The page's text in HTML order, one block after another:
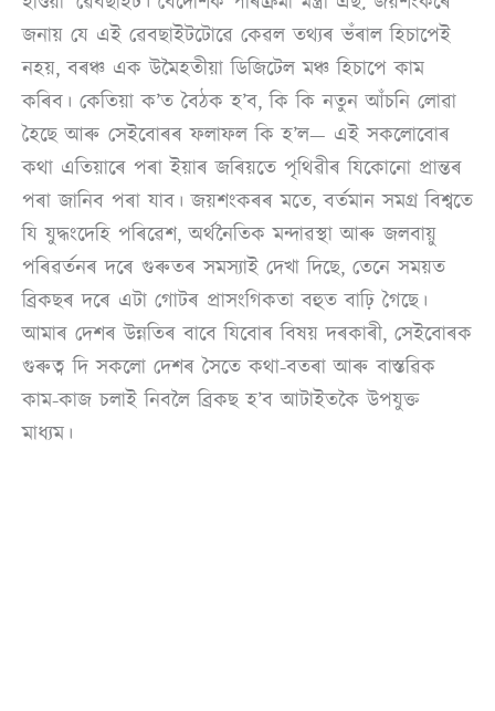
জনায় যে এই ৱেবছাইটটোৱে কেৱল তথ্যৰ ভঁৰাল হিচাপেই
নহয়, বৰঞ্চ এক উমৈহতীয়া ডিজিটেল মঞ্চ হিচাপে কাম
কৰিব। কেতিয়া ক’ত বৈঠক হ’ব, কি কি নতুন আঁচনি লোৱা
হৈছে আৰু সেইবোৰৰ ফলাফল কি হ’ল— এই সকলোবোৰ
কথা এতিয়াৰে পৰা ইয়াৰ জৰিয়তে পৃথিৱীৰ যিকোনো প্ৰান্তৰ
পৰা জানিব পৰা যাব। জয়শংকৰৰ মতে, বৰ্তমান সমগ্ৰ বিশ্বতে
যি যুদ্ধংদেহি পৰিৱেশ, অৰ্থনৈতিক মন্দাৱস্থা আৰু জলবায়ু
পৰিৱৰ্তনৰ দৰে গুৰুতৰ সমস্যাই দেখা দিছে, তেনে সময়ত
ব্ৰিকছৰ দৰে এটা গোটৰ প্ৰাসংগিকতা বহুত বাঢ়ি গৈছে।
আমাৰ দেশৰ উন্নতিৰ বাবে যিবোৰ বিষয় দৰকাৰী, সেইবোৰক
গুৰুত্ব দি সকলো দেশৰ সৈতে কথা-বতৰা আৰু বাস্তৱিক
কাম-কাজ চলাই নিবলৈ ব্ৰিকছ হ’ব আটাইতকৈ উপযুক্ত
মাধ্যম।